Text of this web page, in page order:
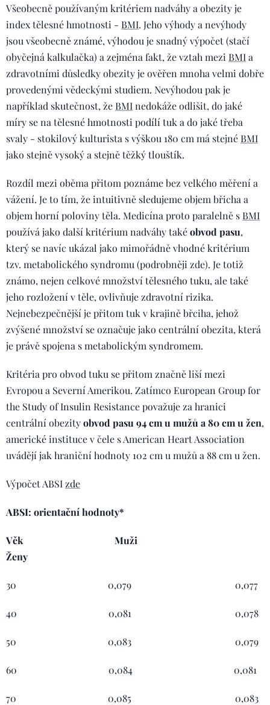
Všeobecně používaným kritériem nadváhy a obezity je
index tělesné hmotnosti - BMI. Jeho výhody a nevýhody
jsou všeobecně známé, výhodou je snadný výpočet (stačí
obyčejná kalkulačka) a zejména fakt, že vztah mezi BMIa
zdravotními důsledky obezity je ověřen mnoha velmi dobře
provedenými vědeckými studiem. Nevýhodou pak je
například skutečnost, žeBMInedokáže odlišit, do jaké
míry se na tělesné hmotnosti podílí tuk a do jaké třeba
svaly - stokilový kulturista s výškou 180 cm má stejnéBMI
jako stejně vysoký a stejně těžký tlouštík.
Rozdíl mezi oběma přitom poznáme bez velkého měření a
vážení. Je to tím, že intuitivně sledujeme objem břicha a
objem horní poloviny těla. Medicína proto paralelně sBMI
používá jako další kritérium nadváhy takéobvod pasu,
který se navíc ukázal jako mimořádně vhodné kritérium
tzv. metabolického syndromu (podrobněji zde). Je totiž
známo, nejen celkové množství tělesného tuku, ale také
jeho rozložení v těle, ovlivňuje zdravotní rizika.
Nejnebezpečnější je přitom tuk v krajině břciha, jehož
zvýšené množství se označuje jako centrální obezita, která
je právě spojena s metabolickým syndromem.
Kritéria pro obvod tuku se přitom značně liší mezi
Evropou a Severní Amerikou. Zatímco European Group for
the Study of Insulin Resistance považuje za hranici
centrální obezityobvod pasu 94 cm u mužů a 80 cm u žen,
americké instituce v čele s American Heart Association
uvádějí jak hraniční hodnoty 102 cm u mužů a 88 cm u žen.
Výpočet ABSIzde
ABSI: orientační hodnoty*
Věk Muži
Ženy
30 0,079 0,077
40 0,081 0,078
50 0,083 0,079
60 0,084 0,081
70 0,085 0,083